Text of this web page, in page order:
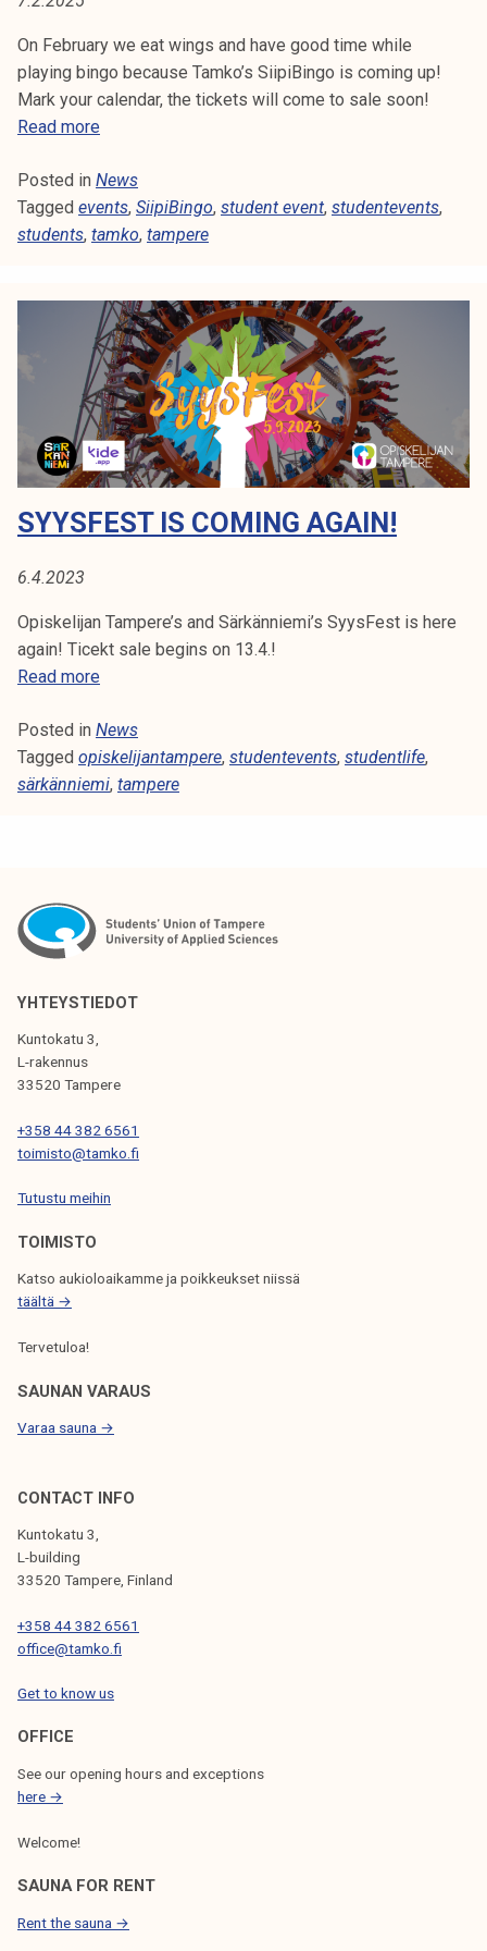
i
k
o
r
e
a
k
n
s
e
i
j
a
k
n
t
a
E
N
T
V
E
T
S
On February we eat wings and have good time while
playing bingo because Tamko’s SiipiBingo is coming up!
Mark your calendar, the tickets will come to sale soon!
Read moreS
i
p
i
n
g
o
c
o
m
i
n
g
!
Posted in News
Tagged events, SiipiBingo, student event, studentevents,
students, tamko, tampere
SYYSFEST IS COMING AGAIN!
6.4.2023
Opiskelijan Tampere’s and Särkänniemi’s SyysFest is here
again! Ticekt sale begins on 13.4.!
Read moreS
y
s
F
s
c
m
g
g
a
i
Posted in News
Tagged opiskelijantampere, studentevents, studentlife,
särkänniemi, tampere
YHTEYSTIEDOT
Kuntokatu 3,
L-rakennus
33520 Tampere
+358 44 382 6561
toimisto@tamko.fi
Tutustu meihin
TOIMISTO
Katso aukioloaikamme ja poikkeukset niissä
täältä →
Tervetuloa!
SAUNAN VARAUS
Varaa sauna →
CONTACT INFO
Kuntokatu 3,
L-building
33520 Tampere, Finland
+358 44 382 6561
office@tamko.fi
Get to know us
OFFICE
See our opening hours and exceptions
here →
Welcome!
SAUNA FOR RENT
Rent the sauna →